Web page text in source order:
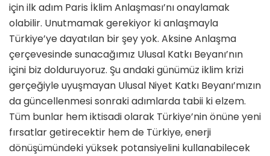
için ilk adım Paris İklim Anlaşması’nı onaylamak
olabilir. Unutmamak gerekiyor ki anlaşmayla
Türkiye’ye dayatılan bir şey yok. Aksine Anlaşma
çerçevesinde sunacağımız Ulusal Katkı Beyanı’nın
içini biz dolduruyoruz. Şu andaki günümüz iklim krizi
gerçeğiyle uyuşmayan Ulusal Niyet Katkı Beyanı’mızın
da güncellenmesi sonraki adımlarda tabii ki elzem.
Tüm bunlar hem iktisadi olarak Türkiye’nin önüne yeni
fırsatlar getirecektir hem de Türkiye, enerji
dönüşümündeki yüksek potansiyelini kullanabilecek